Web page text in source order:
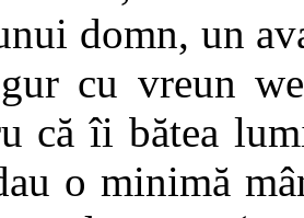
domn, un
cu vreun
că îi bătea
o minimă